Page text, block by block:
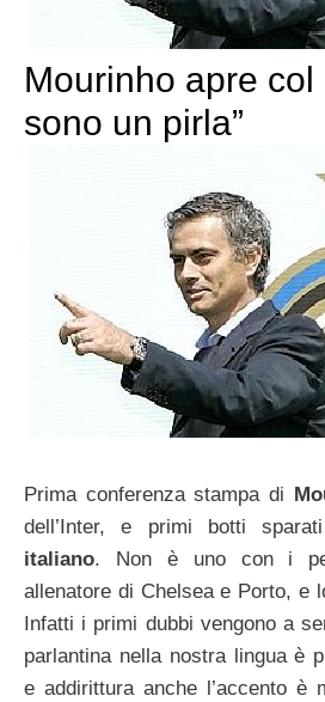
Mourinho apre col
sono un pirla”
Prima conferenza stampa di
dell’Inter, e primi botti
italiano. Non è uno con i
allenatore di Chelsea e Porto, e
Infatti i primi dubbi vengono a
parlantina nella nostra lingua è
e addirittura anche l’accento è